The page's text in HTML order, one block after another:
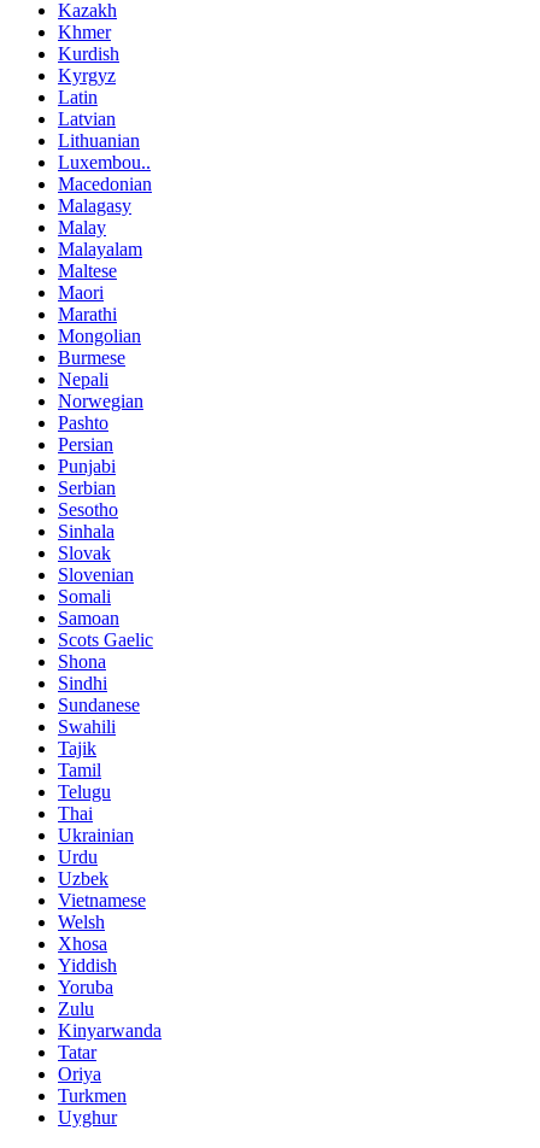
Kazakh
Khmer
Kurdish
Kyrgyz
Latin
Latvian
Lithuanian
Luxembou..
Macedonian
Malagasy
Malay
Malayalam
Maltese
Maori
Marathi
Mongolian
Burmese
Nepali
Norwegian
Pashto
Persian
Punjabi
Serbian
Sesotho
Sinhala
Slovak
Slovenian
Somali
Samoan
Scots Gaelic
Shona
Sindhi
Sundanese
Swahili
Tajik
Tamil
Telugu
Thai
Ukrainian
Urdu
Uzbek
Vietnamese
Welsh
Xhosa
Yiddish
Yoruba
Zulu
Kinyarwanda
Tatar
Oriya
Turkmen
Uyghur